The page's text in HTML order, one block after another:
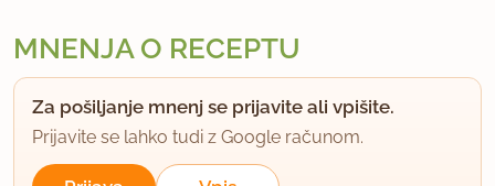
MNENJA O RECEPTU
Za pošiljanje mnenj se prijavite ali vpišite.
Prijavite se lahko tudi z Google računom.